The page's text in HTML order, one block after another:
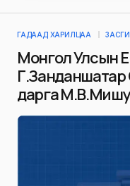
ГАДААД ХАРИЛЦАА
Монгол Улсын
дарга